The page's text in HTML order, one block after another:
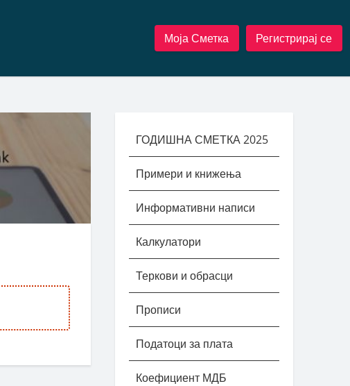
Моја Сметка Регистрирај се
ГОДИШНА СМЕТКА 2025
Примери и книжења
Информативни написи
Калкулатори
Теркови и обрасци
Прописи
Податоци за плата
Коефициент МДБ